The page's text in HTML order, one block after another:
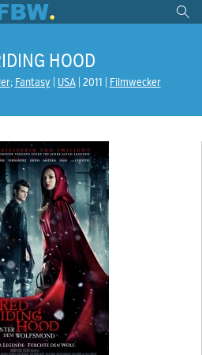
HOOD
; Fantasy USA 2011 Filmwecker